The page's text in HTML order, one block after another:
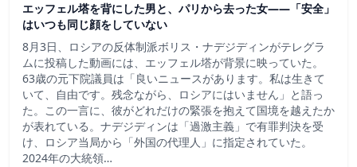
エッフェル塔を背にした男と、パリから去った女——「安全」
はいつも同じ顔をしていない
8月3日、ロシアの反体制派ボリス・ナデジディンがテレグラ
ムに投稿した動画には、エッフェル塔が背景に映っていた。
63歳の元下院議員は「良いニュースがあります。私は生きて
いて、自由です。残念ながら、ロシアにはいません」と語っ
た。この一言に、彼がどれだけの緊張を抱えて国境を越えたか
が表れている。ナデジディンは「過激主義」で有罪判決を受
け、ロシア当局から「外国の代理人」に指定されていた。
2024年の大統領…